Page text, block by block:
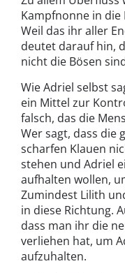
Kampfnonne in
Weil das ihr aller
deutet darauf hin,
nicht die Bösen
Wie Adriel selbst
ein Mittel zur
falsch, das die
Wer sagt, dass die
scharfen Klauen
stehen und Adriel
aufhalten wollen,
Zumindest Lilith
in diese Richtung.
dass man ihr die
verliehen hat, um
aufzuhalten.